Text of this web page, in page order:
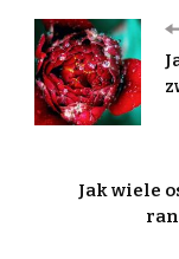
Jak wiele